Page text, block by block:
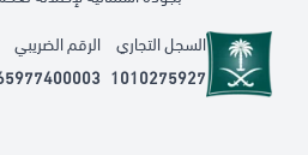
السجل التجاري
1010275927
الرقم الضريبي